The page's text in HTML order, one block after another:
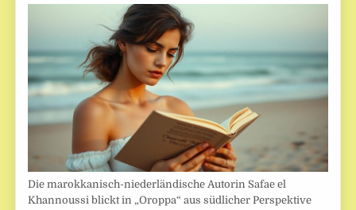
Die marokkanisch-niederländische Autorin Safae el
Khannoussi blickt in „Oroppa“ aus südlicher Perspektive